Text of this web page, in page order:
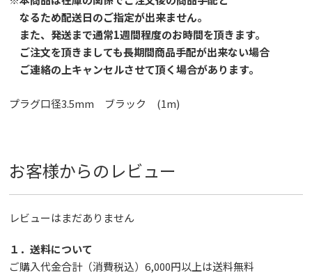
なるため配送日のご指定が出来ません。
また、発送まで通常1週間程度のお時間を頂きます。
ご注文を頂きましても長期間商品手配が出来ない場合
ご連絡の上キャンセルさせて頂く場合があります。
プラグ口径3.5mm ブラック (1m)
お客様からのレビュー
レビューはまだありません
１．送料について
ご購入代金合計（消費税込）6,000円以上は送料無料